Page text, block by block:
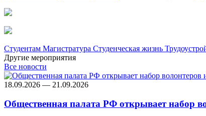
Студентам Магистратура Студенческая жизнь
Другие мероприятия
Все новости
18.09.2026 — 21.09.2026
Общественная палата РФ открывает набор